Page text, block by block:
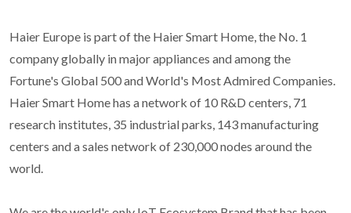
Haier Europe is part of the Haier Smart Home, the No. 1
company globally in major appliances and among the
Fortune's Global 500 and World's Most Admired Companies.
Haier Smart Home has a network of 10 R&D centers, 71
research institutes, 35 industrial parks, 143 manufacturing
centers and a sales network of 230,000 nodes around the
world.